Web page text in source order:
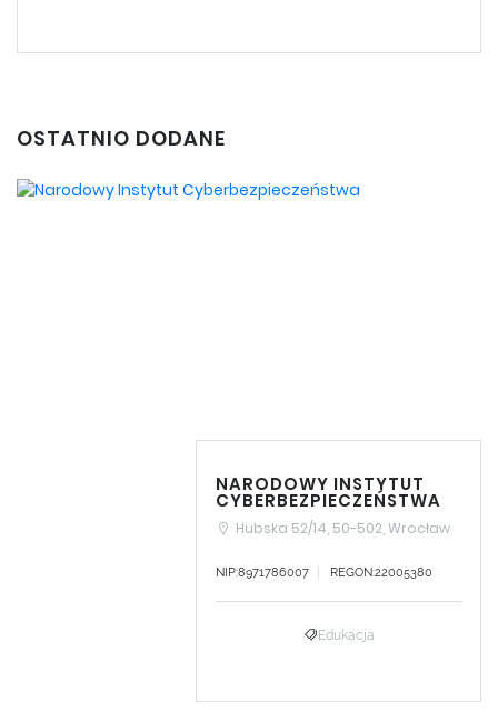
OSTATNIO DODANE
NARODOWY INSTYTUT
CYBERBEZPIECZEŃSTWA
Hubska 52/14, 50-502, Wrocław
NIP:8971786007 REGON:22005380
Edukacja